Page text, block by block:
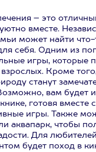
– это
вместе.
может найти что-
себя. Одним из
игры, которые
взрослых. Кроме
станут
вам будет
готовя вместе
игры. Также
аквапарк, чтобы
Для
будет поход в